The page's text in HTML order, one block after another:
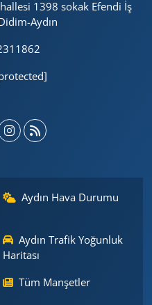
1398 sokak Efendi İş
Aydın
Aydın Hava Durumu
Aydın Trafik Yoğunluk
Haritası
Tüm Manşetler